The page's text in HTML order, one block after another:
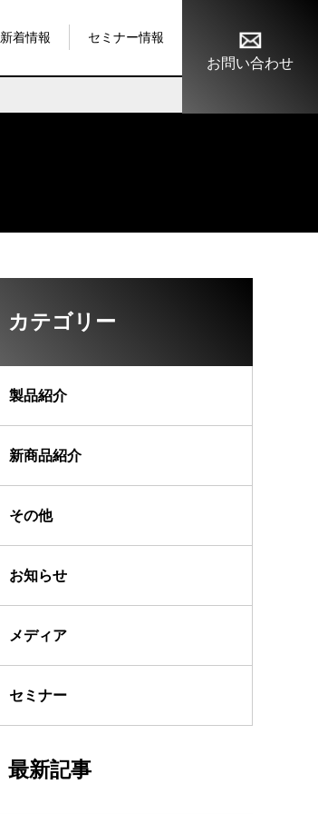
新着情報 セミナー情報
お問い合わせ
カテゴリー
製品紹介
新商品紹介
その他
お知らせ
メディア
セミナー
最新記事